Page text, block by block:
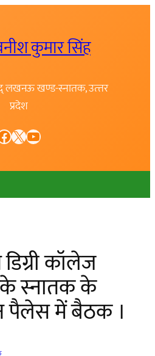
कुमार सिंह
लखनऊ खण्ड-स्नातक, उत्त्तर
प्रदेश
X YouTube
डिग्री कॉलेज
स्नातक के
में बैठक ।